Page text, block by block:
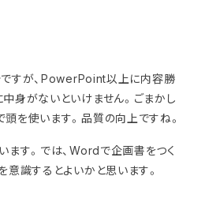
ですが、PowerPoint以上に内容勝
身がないといけません。ごまかし
を使います。品質の向上ですね。
ます。では、Wordで企画書をつく
意識するとよいかと思います。